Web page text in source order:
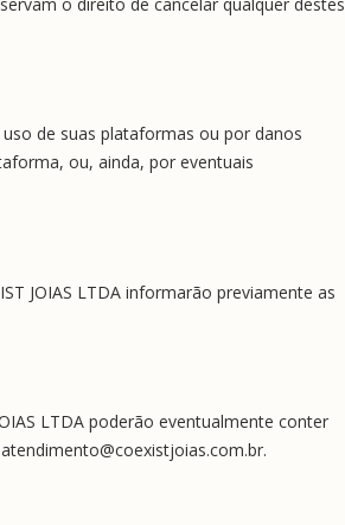
uso de suas plataformas ou por danos
ou, ainda, por eventuais
JOIAS LTDA informarão previamente as
LTDA poderão eventualmente conter